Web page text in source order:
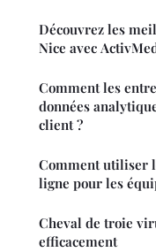
Découvrez les
Nice avec
Comment les
données
client ?
Comment utiliser
ligne pour les
Cheval de troie
efficacement